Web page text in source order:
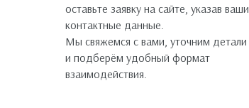
оставьте заявку на сайте, указав ваши
контактные данные.
Мы свяжемся с вами, уточним детали
и подберём удобный формат
взаимодействия.